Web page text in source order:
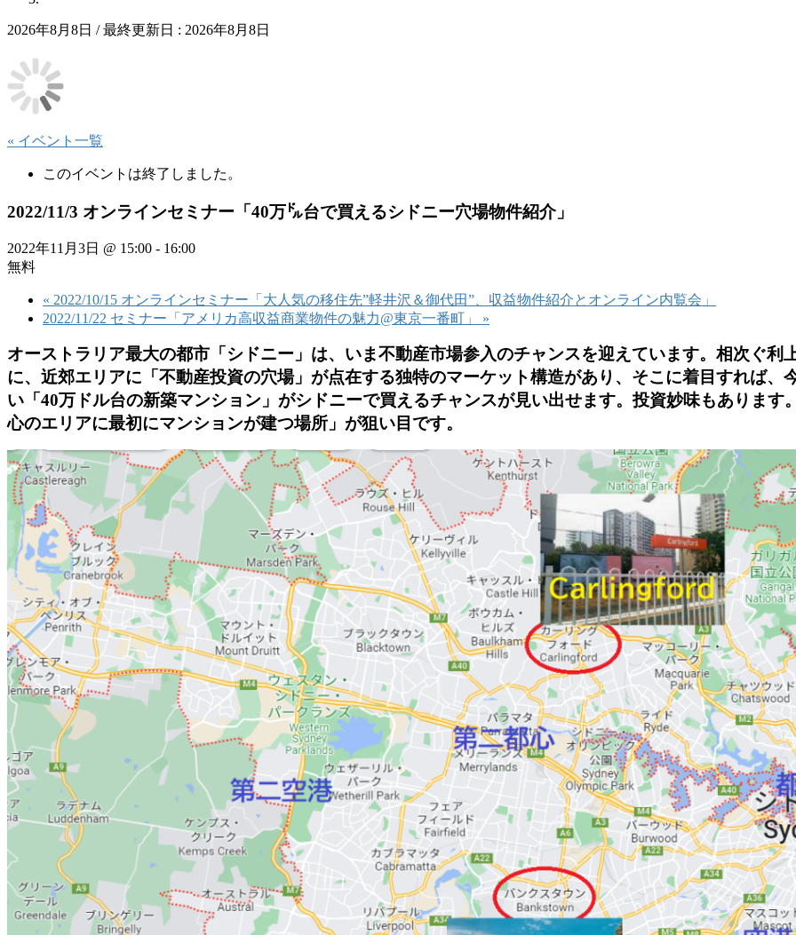
2026年8月8日 / 最終更新日 : 2026年8月8日
« イベント一覧
このイベントは終了しました。
2022/11/3 オンラインセミナー「40万㌦台で買えるシドニー穴場物件紹介」
2022年11月3日 @ 15:00 - 16:00
無料
« 2022/10/15 オンラインセミナー「大人気の移住先”軽井沢＆御代田”、収益物件紹介とオンライン内覧会」
2022/11/22 セミナー「アメリカ高収益商業物件の魅力@東京一番町」 »
オーストラリア最大の都市「シドニー」は、いま不動産市場参入のチャンスを迎えています。 相次ぐ利
に、近郊エリアに 「不動産投資の穴場」が点在する独特のマーケット構造があり、そこに着目すれば、
い「40万ドル台の新築マンション」がシドニーで買えるチャンスが見い出せます。投資妙味もあります。
心のエリアに最初にマンションが建つ場所」が狙い目です。